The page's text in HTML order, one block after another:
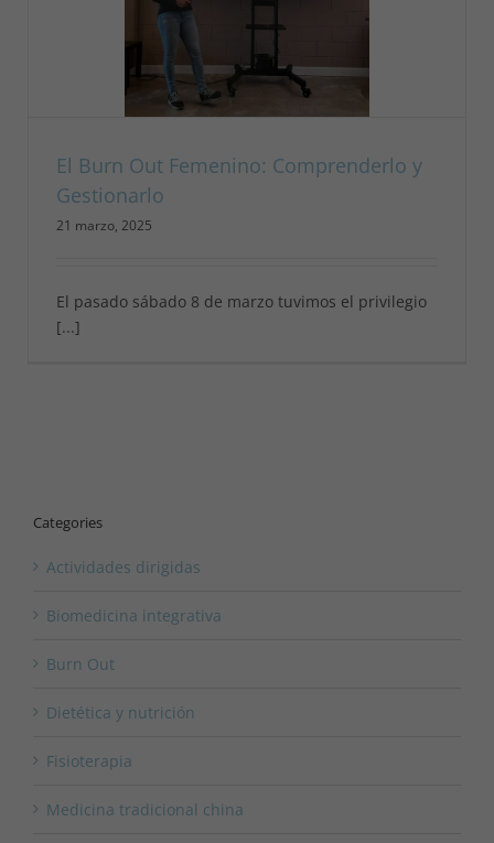
El Burn Out Femenino: Comprenderlo y
Gestionarlo
21 marzo, 2025
El pasado sábado 8 de marzo tuvimos el privilegio
[...]
Categories
Actividades dirigidas
Biomedicina integrativa
Burn Out
Dietética y nutrición
Fisioterapia
Medicina tradicional china